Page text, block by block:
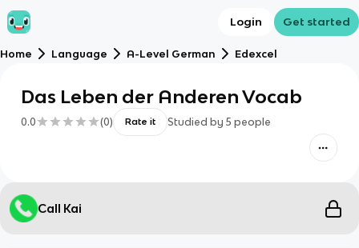
Login Get started
Home Language A-Level German Edexcel
Das Leben der Anderen Vocab
0.0 (0) Rate it Studied by 5 people
Call Kai